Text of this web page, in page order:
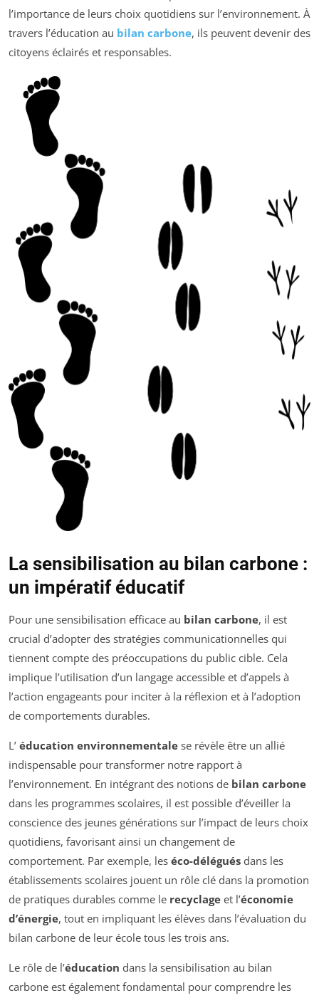
l’importance de leurs choix quotidiens sur l’environnement. À
travers l’éducation au bilan carbone, ils peuvent devenir des
citoyens éclairés et responsables.
La sensibilisation au bilan carbone :
un impératif éducatif
Pour une sensibilisation efficace au bilan carbone, il est
crucial d’adopter des stratégies communicationnelles qui
tiennent compte des préoccupations du public cible. Cela
implique l’utilisation d’un langage accessible et d’appels à
l’action engageants pour inciter à la réflexion et à l’adoption
de comportements durables.
L’ éducation environnementale se révèle être un allié
indispensable pour transformer notre rapport à
l’environnement. En intégrant des notions de bilan carbone
dans les programmes scolaires, il est possible d’éveiller la
conscience des jeunes générations sur l’impact de leurs choix
quotidiens, favorisant ainsi un changement de
comportement. Par exemple, les éco-délégués dans les
établissements scolaires jouent un rôle clé dans la promotion
de pratiques durables comme le recyclage et l’économie
d’énergie, tout en impliquant les élèves dans l’évaluation du
bilan carbone de leur école tous les trois ans.
Le rôle de l’éducation dans la sensibilisation au bilan
carbone est également fondamental pour comprendre les